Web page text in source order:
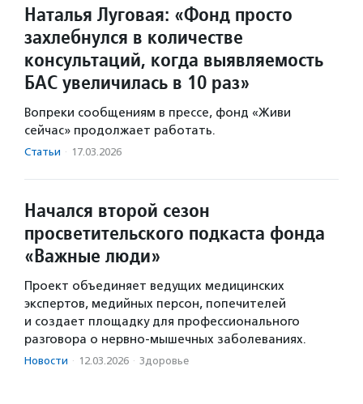
Наталья Луговая: «Фонд просто
захлебнулся в количестве
консультаций, когда выявляемость
БАС увеличилась в 10 раз»
Вопреки сообщениям в прессе, фонд «Живи
сейчас» продолжает работать.
Статьи · 17.03.2026
Начался второй сезон
просветительского подкаста фонда
«Важные люди»
Проект объединяет ведущих медицинских
экспертов, медийных персон, попечителей
и создает площадку для профессионального
разговора о нервно-мышечных заболеваниях.
Новости · 12.03.2026 · Здоровье